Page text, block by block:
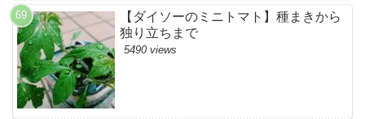
【ダイソーのミニトマト】種まきから
独り立ちまで
5490 views